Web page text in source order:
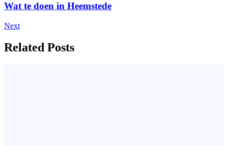
Wat te doen in Heemstede
Next
Related Posts